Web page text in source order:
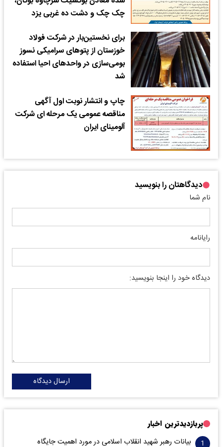
چک چک و دشت ده غربی یزد
برای نخستین‌‌بار در شرکت فولاد
خوزستان از پتوهای سرامیکی نسوز
بومی‌سازی در واحدهای احیا استفاده
شد
چاپ و انتشار نوبت اول آگهی
مناقصه عمومی یک مرحله ای شرکت
آلومینای ایران
دیدگاهتان را بنویسید
نام شما
رایانامه
دیدگاه خود را اینجا بنویسید:
ارسال دیدگاه
پربازدیدترین اخبار
بیانات رهبر شهید انقلاب اسلامی در مورد اهمیت جایگاه